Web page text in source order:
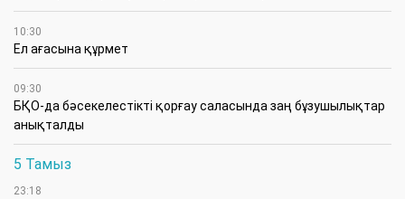
10:30
Ел ағасына құрмет
09:30
БҚО-да бәсекелестікті қорғау саласында заң бұзушылықтар
анықталды
5 Тамыз
23:18